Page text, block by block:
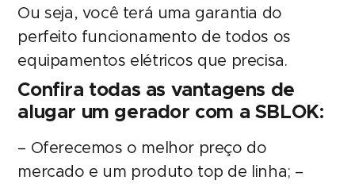
Ou seja, você terá uma garantia do
perfeito funcionamento de todos os
equipamentos elétricos que precisa.
Confira todas as vantagens de
alugar um gerador com a SBLOK:
– Oferecemos o melhor preço do
mercado e um produto top de linha; –